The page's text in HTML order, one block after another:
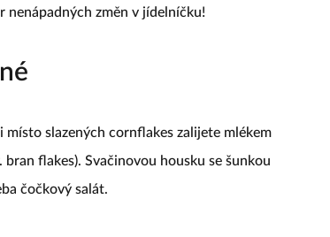
nenápadných změn v jídelníčku!
místo slazených cornflakes zalijete mlékem
flakes). Svačinovou housku se šunkou
čočkový salát.